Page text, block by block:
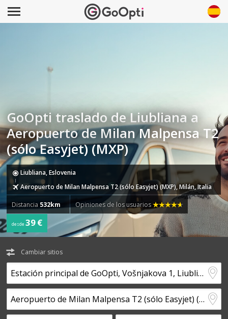
GoOpti traslado de Liubliana a
Aeropuerto de Milan Malpensa T2
(sólo Easyjet) (MXP)
Liubliana, Eslovenia
Aeropuerto de Milan Malpensa T2 (sólo Easyjet) (MXP), Milán, Italia
Distancia 532km Opiniones de los usuarios
desde39 €
Cambiar sitios